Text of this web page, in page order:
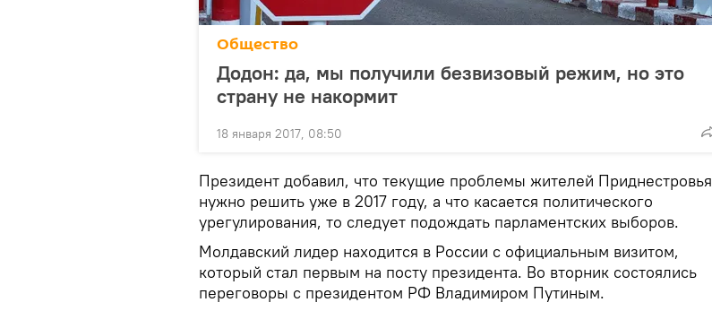
Общество
Додон: да, мы получили безвизовый режим, но это
страну не накормит
18 января 2017, 08:50
Президент добавил, что текущие проблемы жителей Приднестровья
нужно решить уже в 2017 году, а что касается политического
урегулирования, то следует подождать парламентских выборов.
Молдавский лидер находится в России с официальным визитом,
который стал первым на посту президента. Во вторник состоялись
переговоры с президентом РФ Владимиром Путиным.